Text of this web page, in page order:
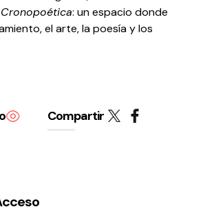
Cronopoética: un espacio donde
el arte, la poesía y los
Compartir